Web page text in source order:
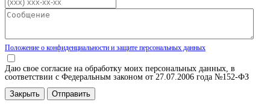
Положение о конфиденциальности и защите персональных данных
Даю свое согласие на обработку моих персональных данных, в
соответствии с Федеральным законом от 27.07.2006 года №152-ФЗ
Закрыть